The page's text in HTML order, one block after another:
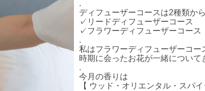
.
ディフューザーコースは2種類から
✓リードディフューザーコース
✓フラワーディフューザーコース
.
私はフラワーディフューザーコー
時期に会ったお花が一緒について
.
今月の香りは
【 ウッド・オリエンタル・スパイ